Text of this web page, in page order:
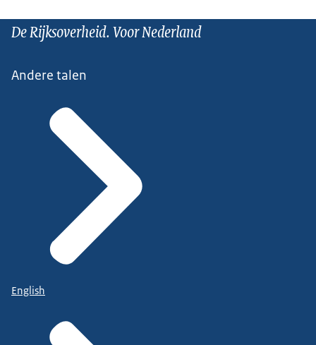
De Rijksoverheid. Voor Nederland
Andere talen
English